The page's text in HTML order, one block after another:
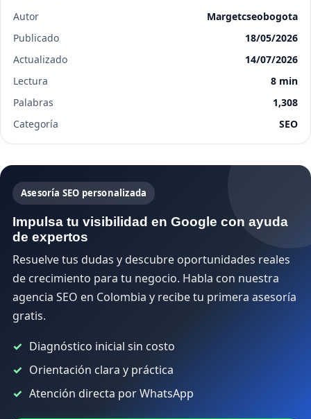
Autor
Margetcseobogota
Publicado
18/05/2026
Actualizado
14/07/2026
Lectura
8 min
Palabras
1,308
Categoría
SEO
Asesoría SEO personalizada
Impulsa tu visibilidad en Google con ayuda
de expertos
Resuelve tus dudas y descubre oportunidades reales
de crecimiento para tu negocio. Habla con nuestra
agencia SEO en Colombia y recibe tu primera asesoría
gratis.
Diagnóstico inicial sin costo
Orientación clara y práctica
Atención directa por WhatsApp